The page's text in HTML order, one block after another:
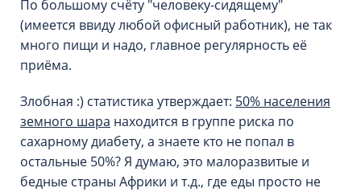
По большому счёту "человеку-сидящему"
(имеется ввиду любой офисный работник), не так
много пищи и надо, главное регулярность её
приёма.
Злобная :) статистика утверждает: 50% населения
земного шара находится в группе риска по
сахарному диабету, а знаете кто не попал в
остальные 50%? Я думаю, это малоразвитые и
бедные страны Африки и т.д., где еды просто не